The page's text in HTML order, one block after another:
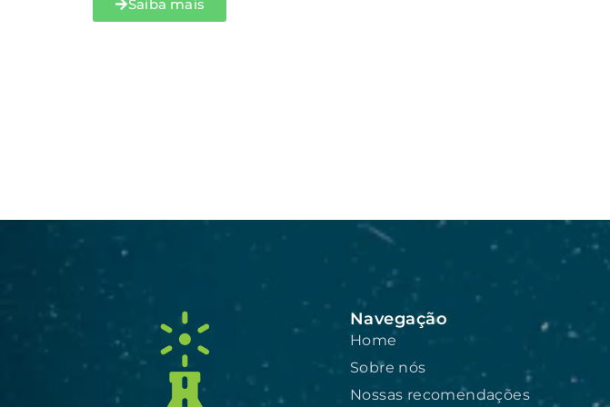
Saiba mais
Navegação
Home
Sobre nós
Nossas recomendações